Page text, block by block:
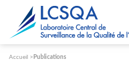
Accueil Publications
Paramétrer les cookies